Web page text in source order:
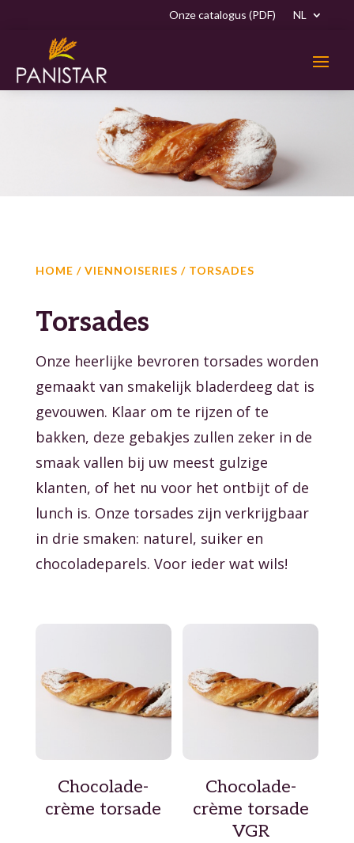
Onze catalogus (PDF) NL
HOME / VIENNOISERIES / TORSADES
Torsades
Onze heerlijke bevroren torsades worden
gemaakt van smakelijk bladerdeeg dat is
gevouwen. Klaar om te rijzen of te
bakken, deze gebakjes zullen zeker in de
smaak vallen bij uw meest gulzige
klanten, of het nu voor het ontbijt of de
lunch is. Onze torsades zijn verkrijgbaar
in drie smaken: naturel, suiker en
chocoladeparels. Voor ieder wat wils!
Chocolade-
crème torsade
Chocolade-
crème torsade
VGR